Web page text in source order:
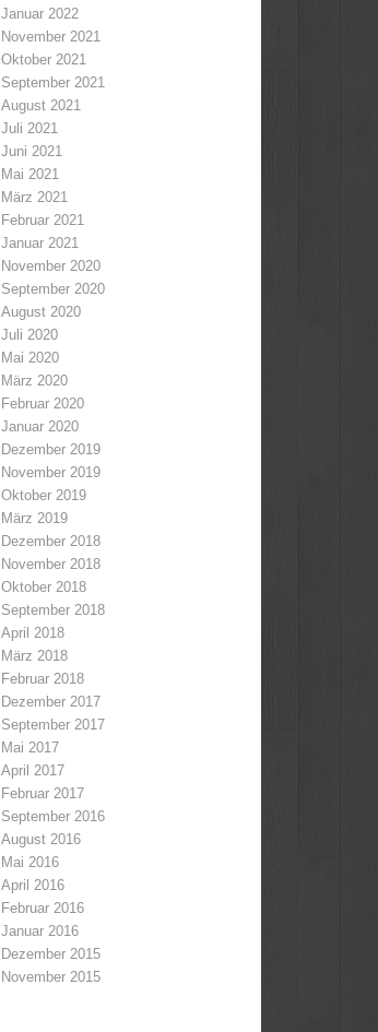
Januar 2022
November 2021
Oktober 2021
September 2021
August 2021
Juli 2021
Juni 2021
Mai 2021
März 2021
Februar 2021
Januar 2021
November 2020
September 2020
August 2020
Juli 2020
Mai 2020
März 2020
Februar 2020
Januar 2020
Dezember 2019
November 2019
Oktober 2019
März 2019
Dezember 2018
November 2018
Oktober 2018
September 2018
April 2018
März 2018
Februar 2018
Dezember 2017
September 2017
Mai 2017
April 2017
Februar 2017
September 2016
August 2016
Mai 2016
April 2016
Februar 2016
Januar 2016
Dezember 2015
November 2015